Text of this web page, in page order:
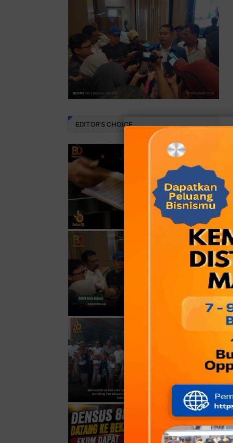
EDITOR'S CHOICE